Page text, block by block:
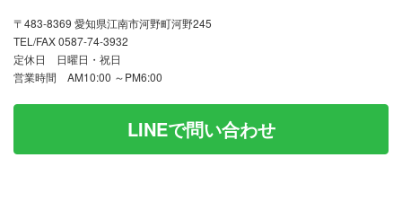
〒483-8369 愛知県江南市河野町河野245
TEL/FAX 0587-74-3932
定休日 日曜日・祝日
営業時間 AM10:00 ～PM6:00
LINEで問い合わせ